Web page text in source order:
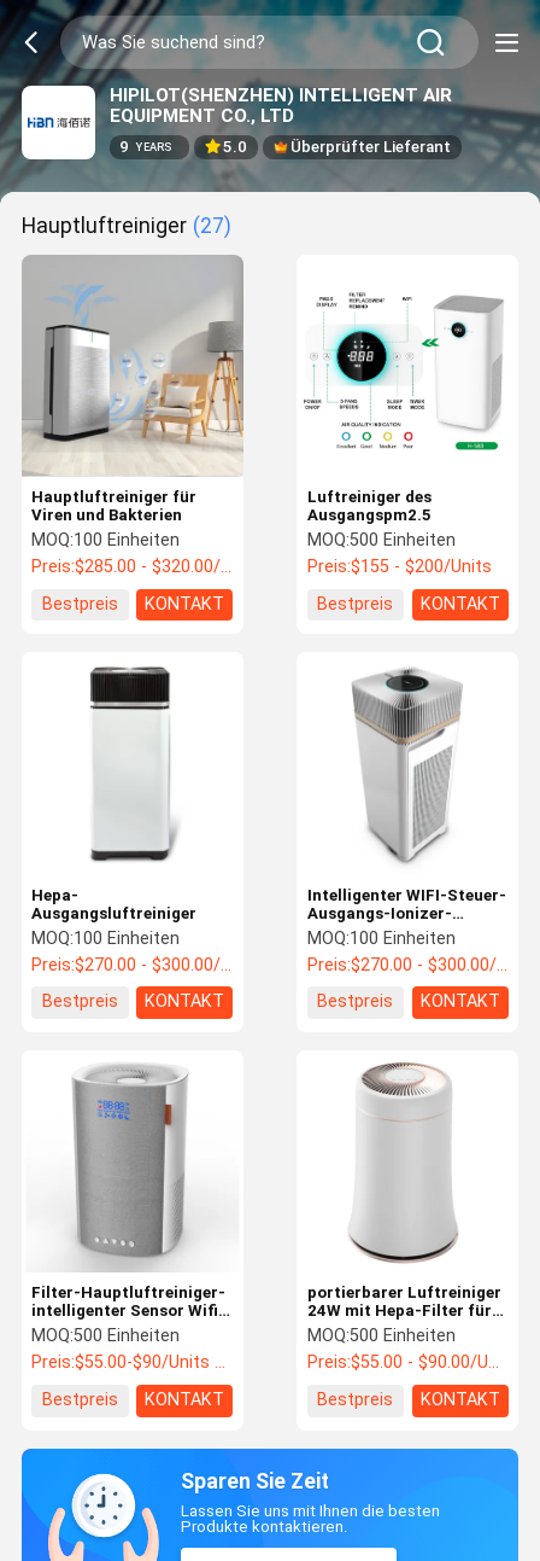
HIPILOT(SHENZHEN) INTELLIGENT AIR
EQUIPMENT CO., LTD
9 YEARS 5.0 Überprüfter Lieferant
Hauptluftreiniger (27)
Hauptluftreiniger für
Viren und Bakterien
MOQ:100 Einheiten
Preis:$285.00 - $320.00/Units
Bestpreis
KONTAKT
Luftreiniger des
Ausgangspm2.5
MOQ:500 Einheiten
Preis:$155 - $200/Units
Bestpreis
KONTAKT
Hepa-
Ausgangsluftreiniger
MOQ:100 Einheiten
Preis:$270.00 - $300.00/Units
Bestpreis
KONTAKT
Intelligenter WIFI-Steuer-
Ausgangs-Ionizer-
Luftreiniger Hepa-Filter-
Rauch-Luftfilter
MOQ:100 Einheiten
Preis:$270.00 - $300.00/Units
Bestpreis
KONTAKT
Filter-Hauptluftreiniger-
intelligenter Sensor Wifi
DC24V Hepa 3 Million
Anionen-Ion-Soem
MOQ:500 Einheiten
Preis:$55.00-$90/Units >=500 Units
Bestpreis
KONTAKT
portierbarer Luftreiniger
24W mit Hepa-Filter für
Haupt-100m3/h CADR
MOQ:500 Einheiten
Preis:$55.00 - $90.00/Units
Bestpreis
KONTAKT
Sparen Sie Zeit
Lassen Sie uns mit Ihnen die besten
Produkte kontaktieren.